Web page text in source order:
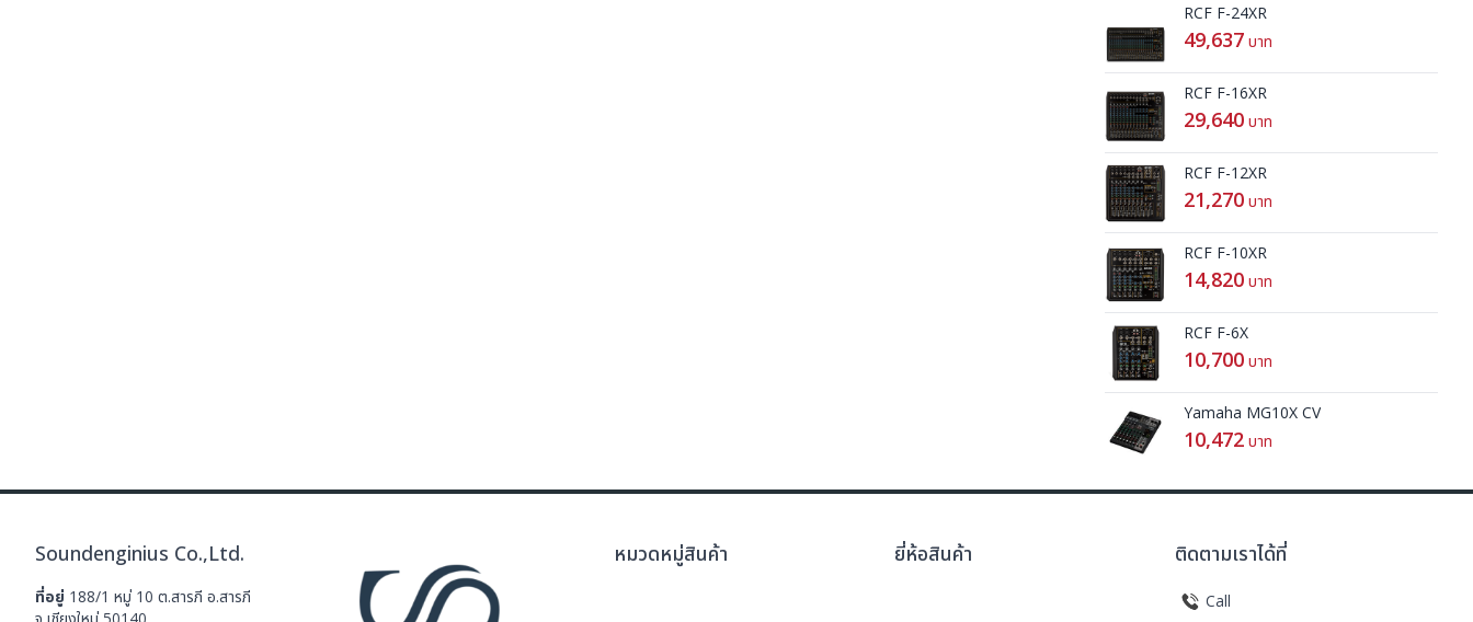
RCF F-24XR
49,637 บาท
RCF F-16XR
29,640 บาท
RCF F-12XR
21,270 บาท
RCF F-10XR
14,820 บาท
RCF F-6X
10,700 บาท
Yamaha MG10X CV
10,472 บาท
Soundenginius Co.,Ltd.
ที่อยู่ 188/1 หมู่ 10 ต.สารภี อ.สารภี
หมวดหมู่สินค้า ยี่ห้อสินค้า ติดตามเราได้ที่
Call